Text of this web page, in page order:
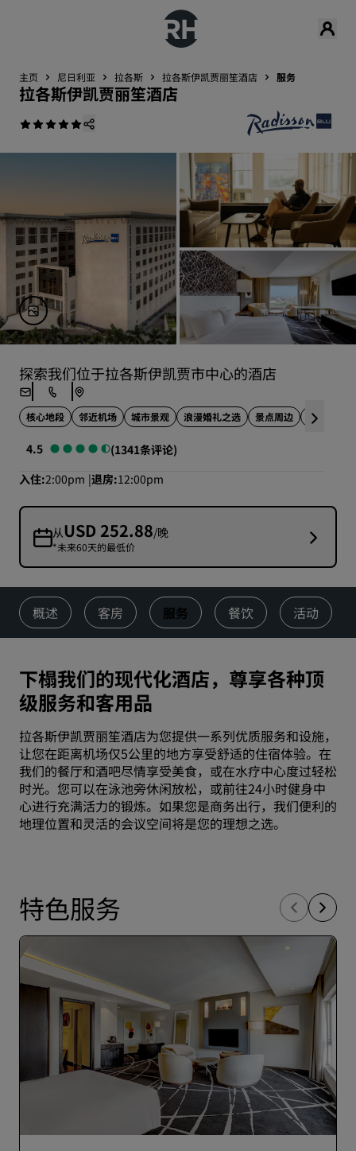
主页 尼日利亚 拉各斯 拉各斯伊凯贾丽笙酒店 服务
拉各斯伊凯贾丽笙酒店
探索我们位于拉各斯伊凯贾市中心的酒店
核心地段 邻近机场 城市景观 浪漫婚礼之选 景点周边 水疗康体
4.5
(1341条评论)
入住 2:00pm 退房 12:00pm
从USD 252.88/晚
*未来60天的最低价
概述 客房 服务 餐饮 活动
下榻我们的现代化酒店，尊享各种顶
级服务和客用品
拉各斯伊凯贾丽笙酒店为您提供一系列优质服务和设施，
让您在距离机场仅5公里的地方享受舒适的住宿体验。在
我们的餐厅和酒吧尽情享受美食，或在水疗中心度过轻松
时光。您可以在泳池旁休闲放松，或前往24小时健身中
心进行充满活力的锻炼。如果您是商务出行，我们便利的
地理位置和灵活的会议空间将是您的理想之选。
特色服务